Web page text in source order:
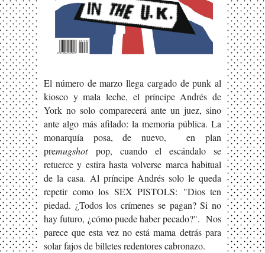
El número de marzo llega cargado de punk al
kiosco y mala leche, el príncipe Andrés de
York no solo comparecerá ante un juez, sino
ante algo más afilado: la memoria pública. La
monarquía posa, de nuevo, en plan
premugshotpop, cuando el escándalo se
retuerce y estira hasta volverse marca habitual
de la casa. Al príncipe Andrés solo le queda
repetir como los SEX PISTOLS: "Dios ten
piedad. ¿Todos los crímenes se pagan? Si no
hay futuro, ¿cómo puede haber pecado?". Nos
parece que esta vez no está mama detrás para
solar fajos de billetes redentores cabronazo.